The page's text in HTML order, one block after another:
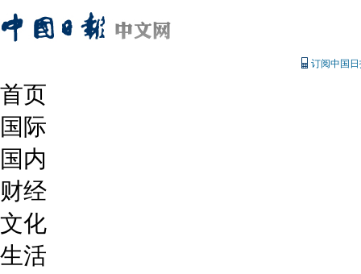
订阅中国
首页
国际
国内
财经
文化
生活